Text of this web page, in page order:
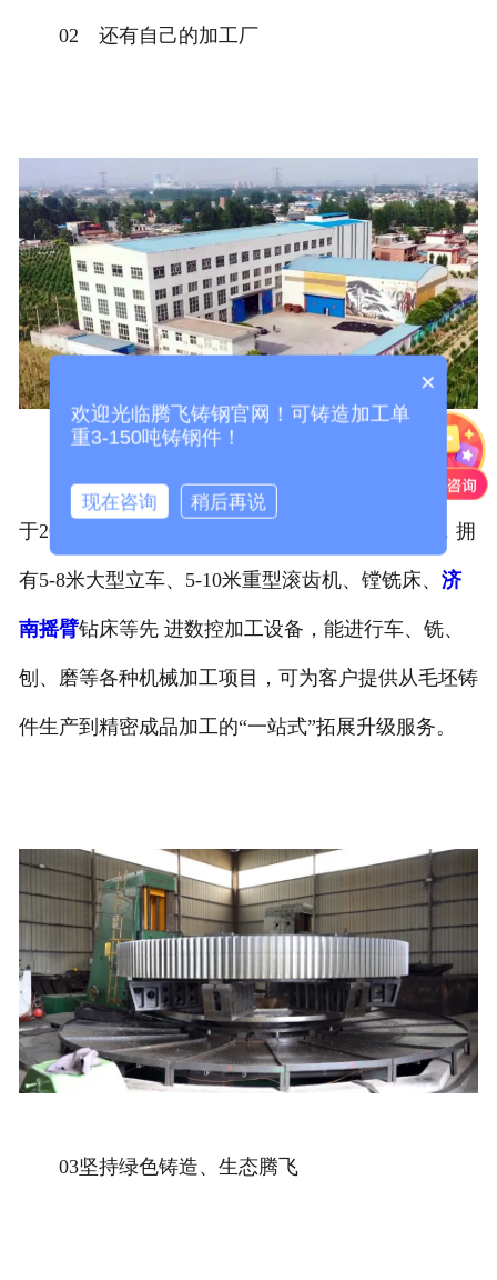
02 还有自己的加工厂
为了满足客户需求，为客户省去中间环节，公司
于2018年成立了“河南新腾飞重工科技有限公司”，拥
有5-8米大型立车、5-10米重型滚齿机、镗铣床、 济
南摇臂钻床等先 进数控加工设备，能进行车、铣、
刨、磨等各种机械加工项目，可为客户提供从毛坯铸
件生产到精密成品加工的“一站式”拓展升级服务。
03坚持绿色铸造、生态腾飞
×
欢迎光临腾飞铸钢官网！可铸造加工单
重3-150吨铸钢件！
现在咨询 稍后再说